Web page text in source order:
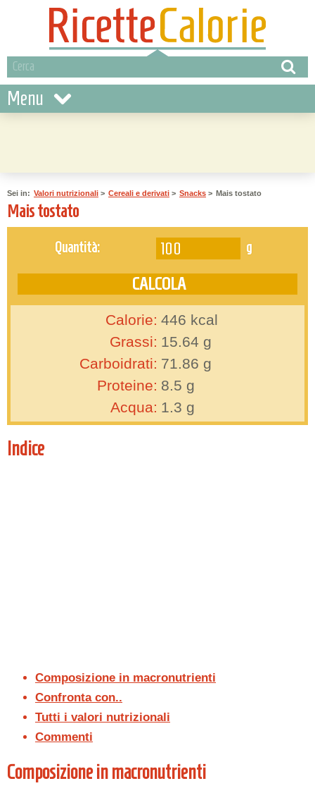
Menu
Sei in: Valori nutrizionali > Cereali e derivati > Snacks > Mais tostato
Mais tostato
Quantità: g
Calorie: 446 kcal
Grassi: 15.64 g
Carboidrati: 71.86 g
Proteine: 8.5 g
Acqua: 1.3 g
Indice
Composizione in macronutrienti
Confronta con..
Tutti i valori nutrizionali
Commenti
Composizione in macronutrienti